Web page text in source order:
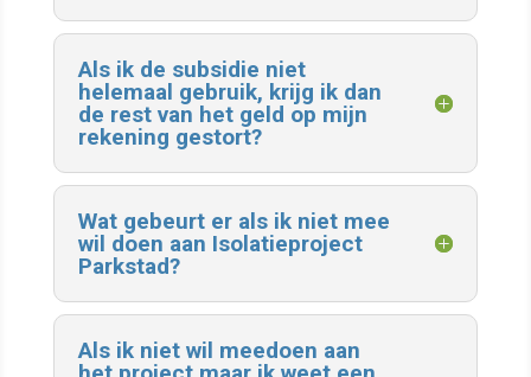
Als ik de subsidie niet
helemaal gebruik, krijg ik dan
de rest van het geld op mijn
rekening gestort?
Wat gebeurt er als ik niet mee
wil doen aan Isolatieproject
Parkstad?
Als ik niet wil meedoen aan